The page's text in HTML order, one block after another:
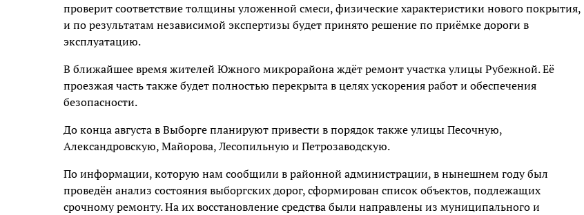
проверит соответствие толщины уложенной смеси, физические характеристики нового покрытия,
и по результатам независимой экспертизы будет принято решение по приёмке дороги в
эксплуатацию.
В ближайшее время жителей Южного микрорайона ждёт ремонт участка улицы Рубежной. Её
проезжая часть также будет полностью перекрыта в целях ускорения работ и обеспечения
безопасности.
До конца августа в Выборге планируют привести в порядок также улицы Песочную,
Александровскую, Майорова, Лесопильную и Петрозаводскую.
По информации, которую нам сообщили в районной администрации, в нынешнем году был
проведён анализ состояния выборгских дорог, сформирован список объектов, подлежащих
срочному ремонту. На их восстановление средства были направлены из муниципального и